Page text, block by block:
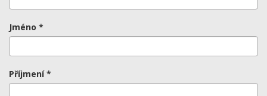
Jméno *
Příjmení *